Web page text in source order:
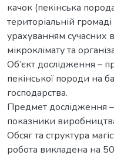
качок (пекінська
територіальній громаді
урахуванням сучасних
мікроклімату та
Об’єкт дослідження –
пекінської породи на
господарства.
Предмет дослідження –
показники
Обсяг та структура
робота викладена на